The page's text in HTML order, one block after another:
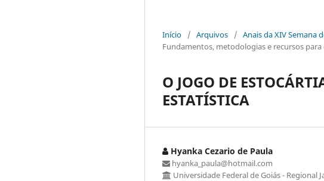
Início / Arquivos / Anais da XIV Semana
Fundamentos, metodologias e recursos
O JOGO DE
ESTATÍSTICA
Hyanka Cezario de Paula
hyanka_paula@hotmail.com
Universidade Federal de Goiás - Regional